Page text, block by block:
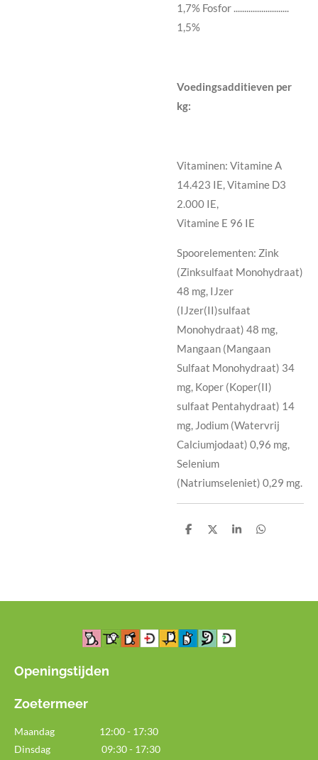
1,7% Fosfor ..........................
1,5%
Voedingsadditieven per
kg:
Vitaminen: Vitamine A
14.423 IE, Vitamine D3
2.000 IE,
Vitamine E 96 IE
Spoorelementen: Zink
(Zinksulfaat Monohydraat)
48 mg, IJzer
(IJzer(II)sulfaat
Monohydraat) 48 mg,
Mangaan (Mangaan
Sulfaat Monohydraat) 34
mg, Koper (Koper(II)
sulfaat Pentahydraat) 14
mg, Jodium (Watervrij
Calciumjodaat) 0,96 mg,
Selenium
(Natriumseleniet) 0,29 mg.
D
D
S
D
Openingstijden
Zoetermeer
Maandag 12:00 - 17:30
Dinsdag 09:30 - 17:30